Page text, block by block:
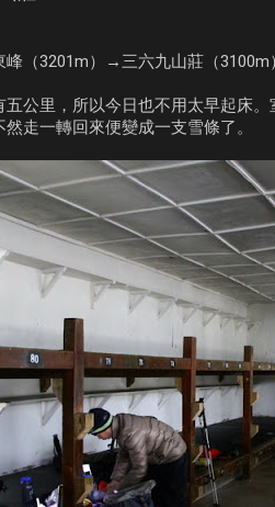
（3201m）→三六九山莊（3100m）
公里，所以今日也不用太早起床
走一轉回來便變成一支雪條了。